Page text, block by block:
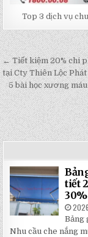
Top 3 dịch vụ
Post
navigation
← Tiết kiệm 20% chi
tại Cty Thiên Lộc Phát
5 bài học xương
tiết
Bảng
Nhu cầu che nắng